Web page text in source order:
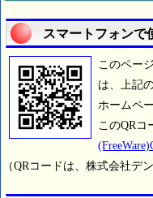
スマートフォンで
このペー
は、上記
ホームペ
このQRコ
（QRコードは、株式会社デ